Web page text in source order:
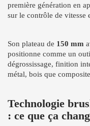
première génération en
sur le contrôle de vitesse
Son plateau de 150 mm
positionne comme un
dégrossissage, finition
métal, bois que
Technologie
: ce que ça